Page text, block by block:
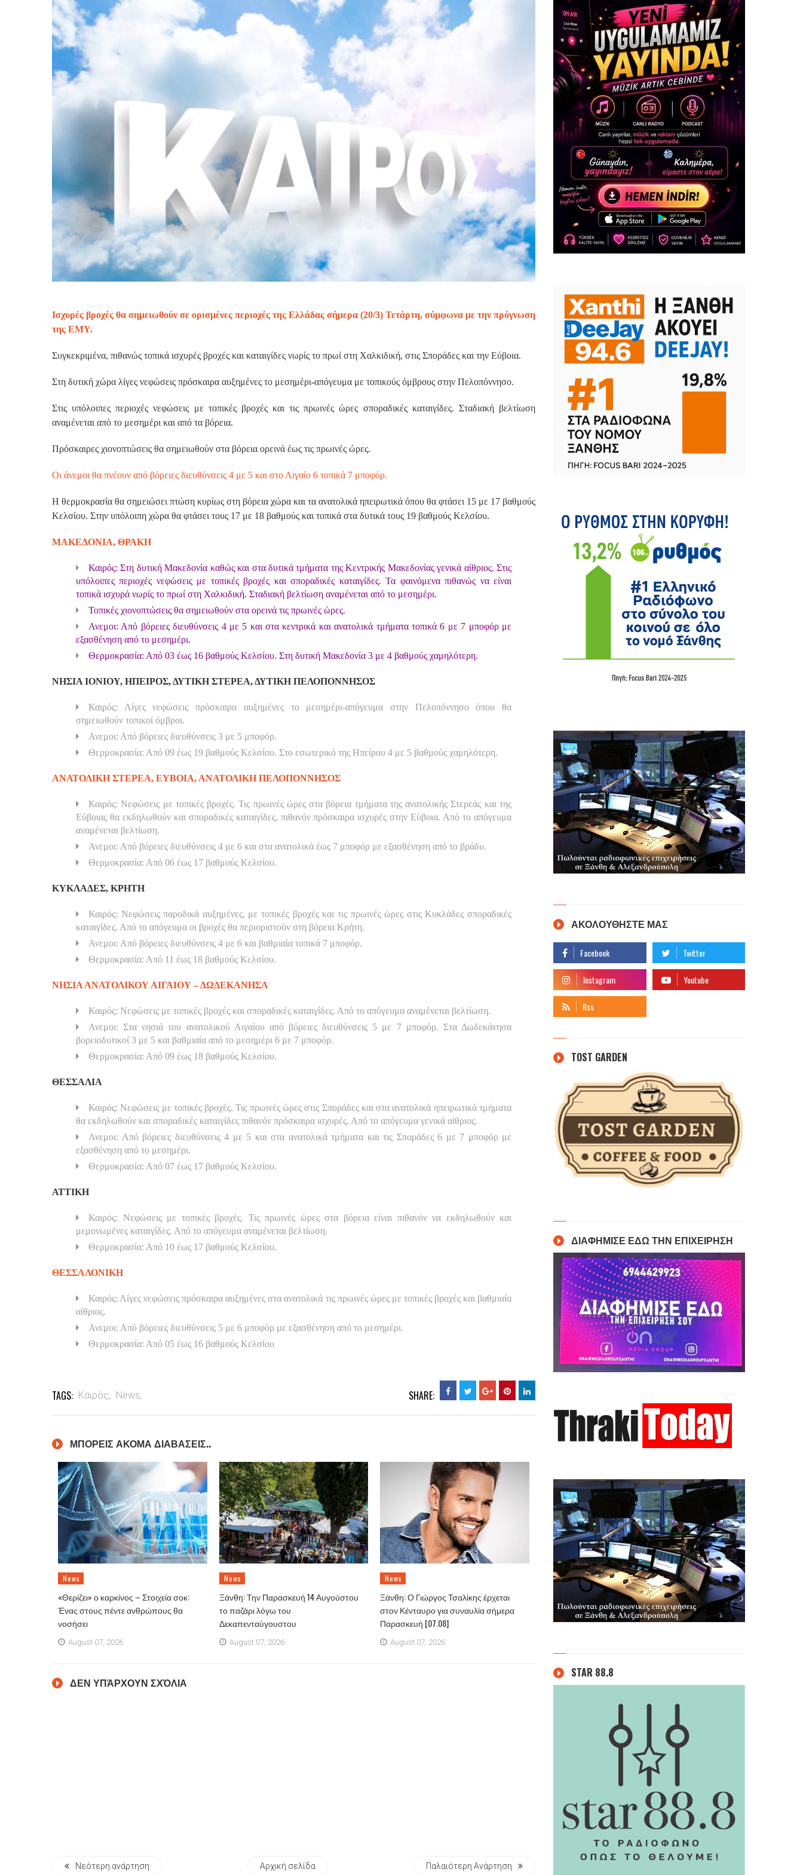
Ισχυρές βροχές θα σημειωθούν σε ορισμένες περιοχές της Ελλάδας σήμερα (20/3) Τετάρτη, σύμφωνα με την πρόγνωση
της ΕΜΥ.
Συγκεκριμένα, πιθανώς τοπικά ισχυρές βροχές και καταιγίδες νωρίς το πρωί στη Χαλκιδική, στις Σποράδες και την Εύβοια.
Στη δυτική χώρα λίγες νεφώσεις πρόσκαιρα αυξημένες το μεσημέρι-απόγευμα με τοπικούς όμβρους στην Πελοπόννησο.
Στις υπόλοιπες περιοχές νεφώσεις με τοπικές βροχές και τις πρωινές ώρες σποραδικές καταιγίδες. Σταδιακή βελτίωση
αναμένεται από το μεσημέρι και από τα βόρεια.
Πρόσκαιρες χιονοπτώσεις θα σημειωθούν στα βόρεια ορεινά έως τις πρωινές ώρες.
Οι άνεμοι θα πνέουν από βόρειες διευθύνσεις 4 με 5 και στο Αιγαίο 6 τοπικά 7 μποφόρ.
Η θερμοκρασία θα σημειώσει πτώση κυρίως στη βόρεια χώρα και τα ανατολικά ηπειρωτικά όπου θα φτάσει 15 με 17 βαθμούς
Κελσίου. Στην υπόλοιπη χώρα θα φτάσει τους 17 με 18 βαθμούς και τοπικά στα δυτικά τους 19 βαθμούς Κελσίου.
ΜΑΚΕΔΟΝΙΑ, ΘΡΑΚΗ
Καιρός: Στη δυτική Μακεδονία καθώς και στα δυτικά τμήματα της Κεντρικής Μακεδονίας γενικά αίθριος. Στις
υπόλοιπες περιοχές νεφώσεις με τοπικές βροχές και σποραδικές καταιγίδες. Τα φαινόμενα πιθανώς να είναι
τοπικά ισχυρά νωρίς το πρωί στη Χαλκιδική. Σταδιακή βελτίωση αναμένεται από το μεσημέρι.
Τοπικές χιονοπτώσεις θα σημειωθούν στα ορεινά τις πρωινές ώρες.
Ανεμοι: Από βόρειες διευθύνσεις 4 με 5 και στα κεντρικά και ανατολικά τμήματα τοπικά 6 με 7 μποφόρ με
εξασθένηση από το μεσημέρι.
Θερμοκρασία: Από 03 έως 16 βαθμούς Κελσίου. Στη δυτική Μακεδονία 3 με 4 βαθμούς χαμηλότερη.
ΝΗΣΙΑ ΙΟΝΙΟΥ, ΗΠΕΙΡΟΣ, ΔΥΤΙΚΗ ΣΤΕΡΕΑ, ΔΥΤΙΚΗ ΠΕΛΟΠΟΝΝΗΣΟΣ
Καιρός: Λίγες νεφώσεις πρόσκαιρα αυξημένες το μεσημέρι-απόγευμα στην Πελοπόννησο όπου θα
σημειωθούν τοπικοί όμβροι.
Ανεμοι: Από βόρειες διευθύνσεις 3 με 5 μποφόρ.
Θερμοκρασία: Από 09 έως 19 βαθμούς Κελσίου. Στο εσωτερικό της Ηπείρου 4 με 5 βαθμούς χαμηλότερη.
ΑΝΑΤΟΛΙΚΗ ΣΤΕΡΕΑ, ΕΥΒΟΙΑ, ΑΝΑΤΟΛΙΚΗ ΠΕΛΟΠΟΝΝΗΣΟΣ
Καιρός: Νεφώσεις με τοπικές βροχές. Τις πρωινές ώρες στα βόρεια τμήματα της ανατολικής Στερεάς και της
Εύβοιας θα εκδηλωθούν και σποραδικές καταιγίδες, πιθανόν πρόσκαιρα ισχυρές στην Εύβοια. Από το απόγευμα
αναμένεται βελτίωση.
Ανεμοι: Από βόρειες διευθύνσεις 4 με 6 και στα ανατολικά έως 7 μποφόρ με εξασθένηση από το βράδυ.
Θερμοκρασία: Από 06 έως 17 βαθμούς Κελσίου.
ΚΥΚΛΑΔΕΣ, ΚΡΗΤΗ
Καιρός: Νεφώσεις παροδικά αυξημένες, με τοπικές βροχές και τις πρωινές ώρες στις Κυκλάδες σποραδικές
καταιγίδες. Από το απόγευμα οι βροχές θα περιοριστούν στη βόρεια Κρήτη.
Ανεμοι: Από βόρειες διευθύνσεις 4 με 6 και βαθμιαία τοπικά 7 μποφόρ.
Θερμοκρασία: Από 11 έως 18 βαθμούς Κελσίου.
ΝΗΣΙΑ ΑΝΑΤΟΛΙΚΟΥ ΑΙΓΑΙΟΥ – ΔΩΔΕΚΑΝΗΣΑ
Καιρός: Νεφώσεις με τοπικές βροχές και σποραδικές καταιγίδες. Από το απόγευμα αναμένεται βελτίωση.
Ανεμοι: Στα νησιά του ανατολικού Αιγαίου από βόρειες διευθύνσεις 5 με 7 μποφόρ. Στα Δωδεκάνησα
βορειοδυτικοί 3 με 5 και βαθμιαία από το μεσημέρι 6 με 7 μποφόρ.
Θερμοκρασία: Από 09 έως 18 βαθμούς Κελσίου.
ΘΕΣΣΑΛΙΑ
Καιρός: Νεφώσεις με τοπικές βροχές. Τις πρωινές ώρες στις Σποράδες και στα ανατολικά ηπειρωτικά τμήματα
θα εκδηλωθούν και σποραδικές καταιγίδες πιθανόν πρόσκαιρα ισχυρές. Από το απόγευμα γενικά αίθριος.
Ανεμοι: Από βόρειες διευθύνσεις 4 με 5 και στα ανατολικά τμήματα και τις Σποράδες 6 με 7 μποφόρ με
εξασθένηση από το μεσημέρι.
Θερμοκρασία: Από 07 έως 17 βαθμούς Κελσίου.
ΑΤΤΙΚΗ
Καιρός: Νεφώσεις με τοπικές βροχές. Τις πρωινές ώρες στα βόρεια είναι πιθανόν να εκδηλωθούν και
μεμονωμένες καταιγίδες. Από το απόγευμα αναμένεται βελτίωση.
Θερμοκρασία: Από 10 έως 17 βαθμούς Κελσίου.
ΘΕΣΣΑΛΟΝΙΚΗ
Καιρός: Λίγες νεφώσεις πρόσκαιρα αυξημένες στα ανατολικά τις πρωινές ώρες με τοπικές βροχές και βαθμιαία
αίθριος.
Ανεμοι: Από βόρειες διευθύνσεις 5 με 6 μποφόρ με εξασθένηση από το μεσημέρι.
Θερμοκρασία: Από 05 έως 16 βαθμούς Κελσίου.
TAGS: Καιρός, News, SHARE:
ΜΠΟΡΕΙΣ ΑΚΟΜΑ ΔΙΑΒΑΣΕΙΣ..
News
«Θερίζει» ο καρκίνος – Στοιχεία σοκ:
Ένας στους πέντε ανθρώπους θα
νοσήσει
August 07, 2026
News
Ξάνθη: Την Παρασκευή 14 Αυγούστου
το παζάρι λόγω του
Δεκαπενταύγουστου
August 07, 2026
News
Ξάνθη: Ο Γιώργος Τσαλίκης έρχεται
στον Κένταυρο για συναυλία σήμερα
Παρασκευή [07.08]
August 07, 2026
ΔΕΝ ΥΠΆΡΧΟΥΝ ΣΧΌΛΙΑ
Νεότερη ανάρτηση Αρχική σελίδα Παλαιότερη Ανάρτηση
ΑΚΟΛΟΥΘΗΣΤΕ ΜΑΣ
TOST GARDEN
ΔΙΑΦΗΜΙΣΕ ΕΔΩ ΤΗΝ ΕΠΙΧΕΙΡΗΣΗ
STAR 88.8